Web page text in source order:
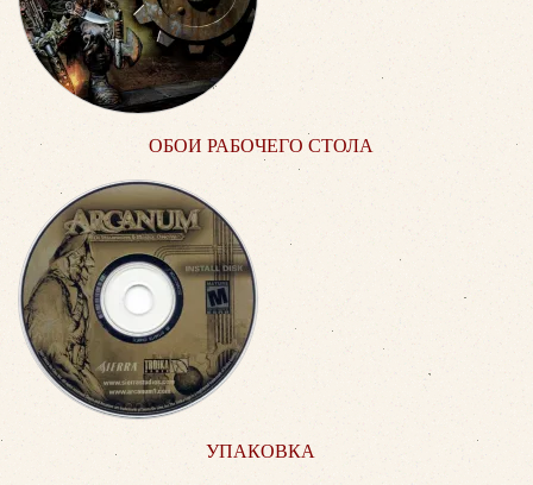
ОБОИ РАБОЧЕГО СТОЛА
УПАКОВКА